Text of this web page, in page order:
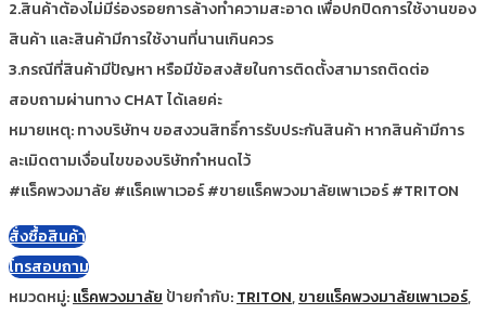
2.สินค้าต้องไม่มีร่องรอยการล้างทำความสะอาด เพื่อปกปิดการใช้งานของ
สินค้า และสินค้ามีการใช้งานที่นานเกินควร
3.กรณีที่สินค้ามีปัญหา หรือมีข้อสงสัยในการติดตั้งสามารถติดต่อ
สอบถามผ่านทาง CHAT ได้เลยค่ะ
หมายเหตุ: ทางบริษัทฯ ขอสงวนสิทธิ์การรับประกันสินค้า หากสินค้ามีการ
ละเมิดตามเงื่อนไขของบริษัทกำหนดไว้
#แร็คพวงมาลัย #แร็คเพาเวอร์ #ขายแร็คพวงมาลัยเพาเวอร์ #TRITON
สั่งซื้อสินค้า
โทรสอบถาม
หมวดหมู่:แร็คพวงมาลัย ป้ายกำกับ:TRITON,ขายแร็คพวงมาลัยเพาเวอร์,